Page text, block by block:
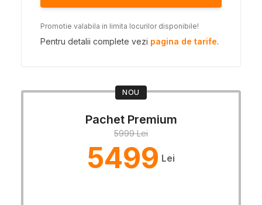
Promotie valabila in limita locurilor disponibile!
Pentru detalii complete vezi pagina de tarife.
NOU
Pachet Premium
5999 Lei
5499 Lei